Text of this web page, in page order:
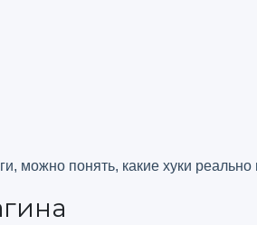
можно понять, какие хуки реально